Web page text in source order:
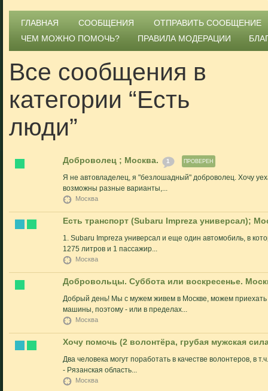
ГЛАВНАЯ СООБЩЕНИЯ
ОТПРАВИТЬ СООБЩЕНИЕ
ЧЕМ МОЖНО ПОМОЧЬ?
ПРАВИЛА МОДЕРАЦИИ
Все сообщения в
категории “Есть
люди”
Доброволец ; Москва. 1 ПРОВЕРЕН
Я не автовладелец, я "безлошадный" доброволец. Хочу
возможны разные варианты,...
Москва
Есть транспорт (Subaru Impreza универсал);
1. Subaru Impreza универсал и еще один автомобиль, в
1275 литров и 1 пассажир...
Москва
Добровольцы. Суббота или воскресенье.
Добрый день! Мы с мужем живем в Москве, можем
машины, поэтому - или в пределах...
Москва
Хочу помочь (2 волонтёра, грубая мужская
Два человека могут поработать в качестве волонтеров, в
- Рязанская область...
Москва